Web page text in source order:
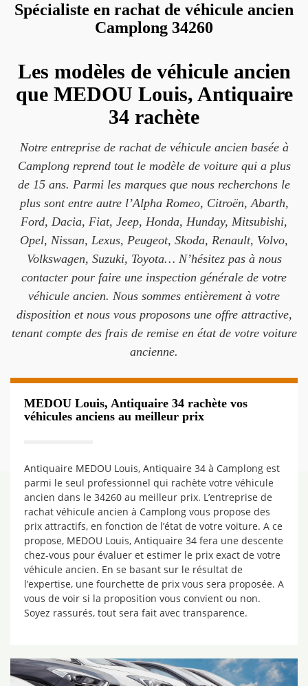
Spécialiste en rachat de véhicule ancien
Camplong 34260
Les modèles de véhicule ancien
que MEDOU Louis, Antiquaire
34 rachète
Notre entreprise de rachat de véhicule ancien basée à
Camplong reprend tout le modèle de voiture qui a plus
de 15 ans. Parmi les marques que nous recherchons le
plus sont entre autre l’Alpha Romeo, Citroën, Abarth,
Ford, Dacia, Fiat, Jeep, Honda, Hunday, Mitsubishi,
Opel, Nissan, Lexus, Peugeot, Skoda, Renault, Volvo,
Volkswagen, Suzuki, Toyota… N’hésitez pas à nous
contacter pour faire une inspection générale de votre
véhicule ancien. Nous sommes entièrement à votre
disposition et nous vous proposons une offre attractive,
tenant compte des frais de remise en état de votre voiture
ancienne.
MEDOU Louis, Antiquaire 34 rachète vos
véhicules anciens au meilleur prix
Antiquaire MEDOU Louis, Antiquaire 34 à Camplong est
parmi le seul professionnel qui rachète votre véhicule
ancien dans le 34260 au meilleur prix. L’entreprise de
rachat véhicule ancien à Camplong vous propose des
prix attractifs, en fonction de l’état de votre voiture. A ce
propose, MEDOU Louis, Antiquaire 34 fera une descente
chez-vous pour évaluer et estimer le prix exact de votre
véhicule ancien. En se basant sur le résultat de
l’expertise, une fourchette de prix vous sera proposée. A
vous de voir si la proposition vous convient ou non.
Soyez rassurés, tout sera fait avec transparence.